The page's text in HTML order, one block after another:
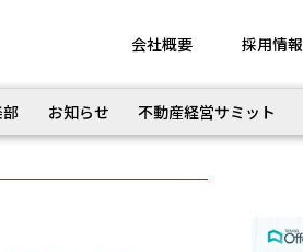
会社概要 採用情報
お知らせ 不動産経営サミット